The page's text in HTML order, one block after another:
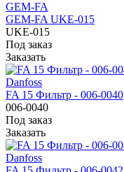
GEM-FA
GEM-FA UKE-015
UKE-015
Под заказ
Заказать
Danfoss
FA 15 Фильтр - 006-0040
006-0040
Под заказ
Заказать
Danfoss